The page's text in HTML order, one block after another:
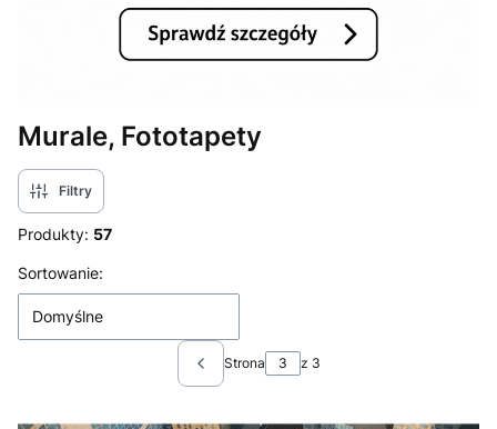
Murale, Fototapety
Filtry
Produkty: 57
Lista produktów
Sortowanie:
Domyślne
Poprzednie produkty
Strona z 3